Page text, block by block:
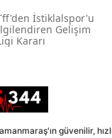
İstiklalspor'u
Gelişim
Kararı
güvenilir,